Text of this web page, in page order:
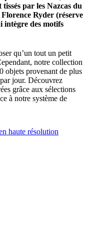
par les Nazcas du
Ryder (réserve
intègre des motifs
qu’un tout un petit
notre collection
objets provenant de plus
jour. Découvrez
grâce aux sélections
à notre système de
haute résolution